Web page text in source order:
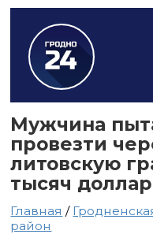
Мужчина
провезти
литовскую
тысяч
Главная /
район